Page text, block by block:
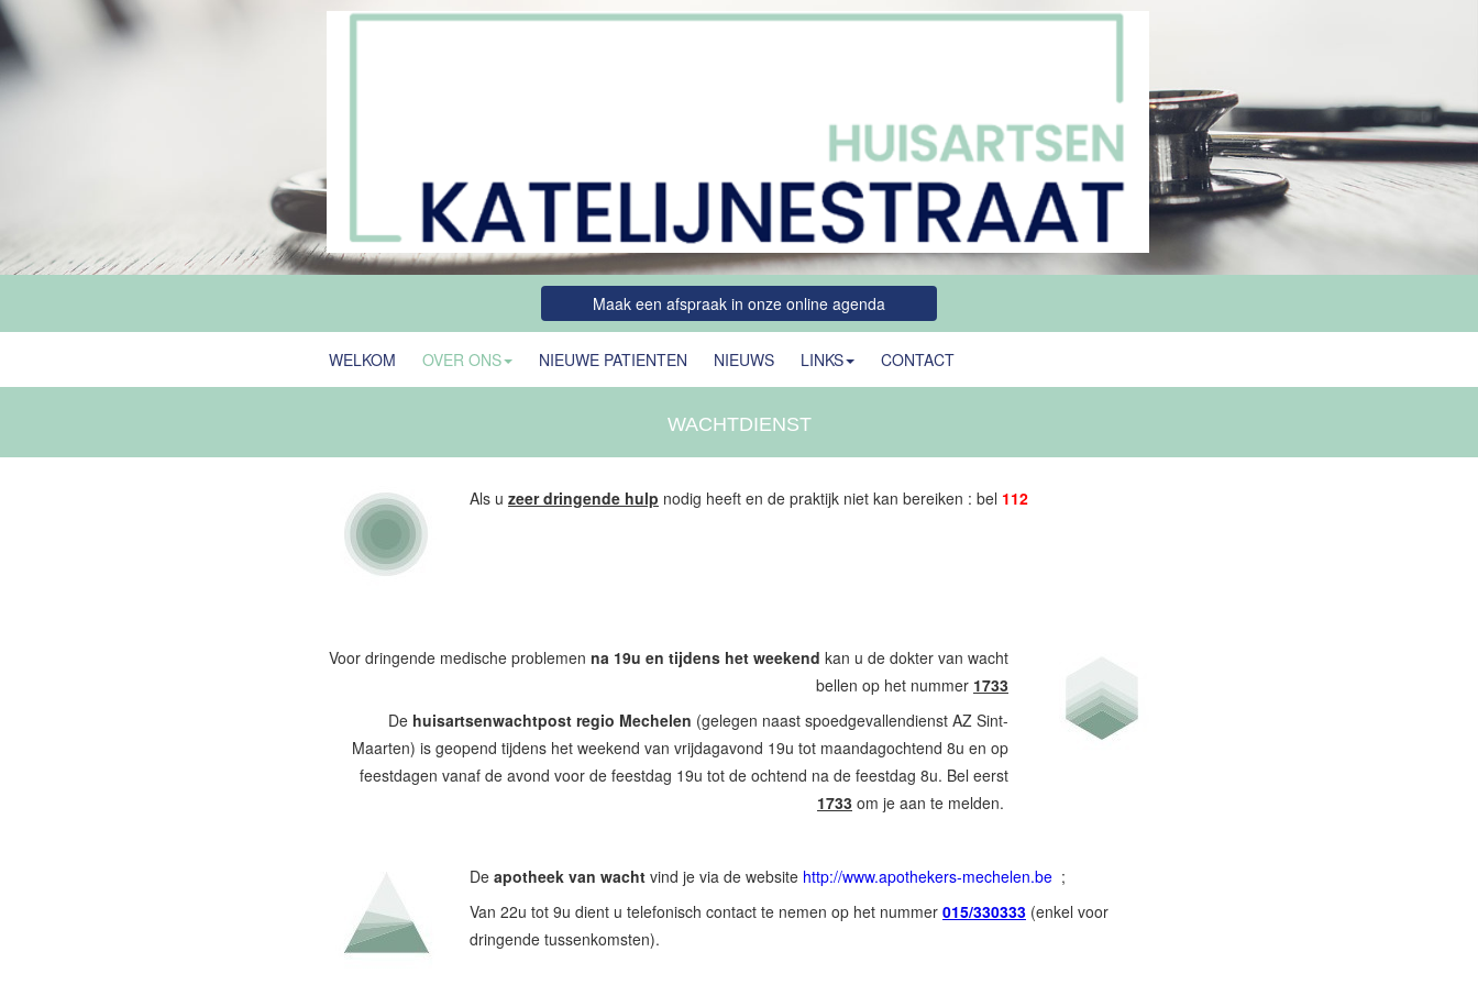
Maak een afspraak in onze online agenda
WELKOM OVER ONS NIEUWE PATIENTEN NIEUWS LINKS CONTACT
WACHTDIENST
Als u zeer dringende hulp nodig heeft en de praktijk niet kan bereiken : bel 112
Voor dringende medische problemen na 19u en tijdens het weekend kan u de dokter van wacht
bellen op het nummer 1733
De huisartsenwachtpost regio Mechelen (gelegen naast spoedgevallendienst AZ Sint-
Maarten) is geopend tijdens het weekend van vrijdagavond 19u tot maandagochtend 8u en op
feestdagen vanaf de avond voor de feestdag 19u tot de ochtend na de feestdag 8u. Bel eerst
1733 om je aan te melden.
De apotheek van wachtvind je via de website http://www.apothekers-mechelen.be ;
Van 22u tot 9u dient u telefonisch contact te nemen op het nummer 015/330333 (enkel voor
dringende tussenkomsten).